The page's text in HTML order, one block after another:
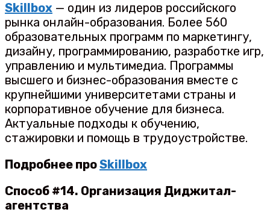
Skillbox — один из лидеров российского
рынка онлайн-образования. Более 560
образовательных программ по маркетингу,
дизайну, программированию, разработке игр,
управлению и мультимедиа. Программы
высшего и бизнес-образования вместе с
крупнейшими университетами страны и
корпоративное обучение для бизнеса.
Актуальные подходы к обучению,
стажировки и помощь в трудоустройстве.
Подробнее проSkillbox
Способ #14. Организация Диджитал-
агентства